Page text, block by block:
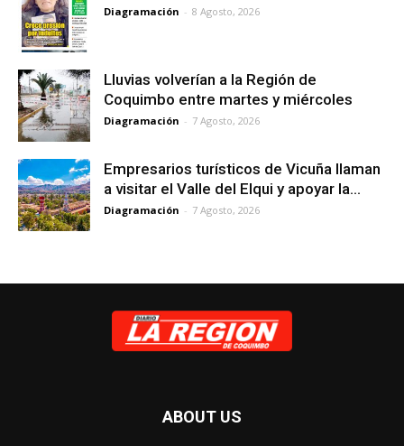
Diagramación - 8 Agosto, 2026
Lluvias volverían a la Región de
Coquimbo entre martes y miércoles
Diagramación - 7 Agosto, 2026
Empresarios turísticos de Vicuña llaman
a visitar el Valle del Elqui y apoyar la...
Diagramación - 7 Agosto, 2026
ABOUT US